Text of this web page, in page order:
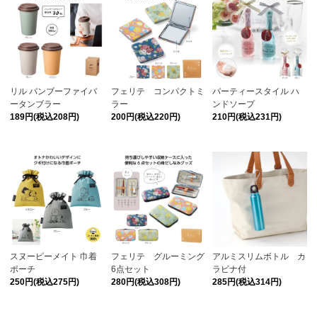
リル バンブーファイバ
ータンブラー
189円(税込208円)
フェリテ コンパクトミ
ラー
200円(税込220円)
パーティースタイル ハ
ンドソープ
210円(税込231円)
スヌーピーメイト 巾着
ポーチ
250円(税込275円)
フェリテ グルーミング
6点セット
280円(税込308円)
アルミスリムボトル カ
ラビナ付
285円(税込314円)